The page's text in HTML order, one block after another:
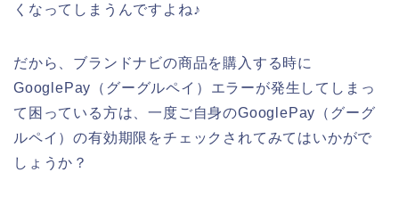
くなってしまうんですよね♪
だから、ブランドナビの商品を購入する時に
GooglePay（グーグルペイ）エラーが発生してしまっ
て困っている方は、一度ご自身のGooglePay（グーグ
ルペイ）の有効期限をチェックされてみてはいかがで
しょうか？